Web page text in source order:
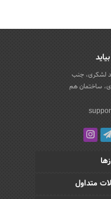
لشکری، جنب
ساختمان هم
متداول